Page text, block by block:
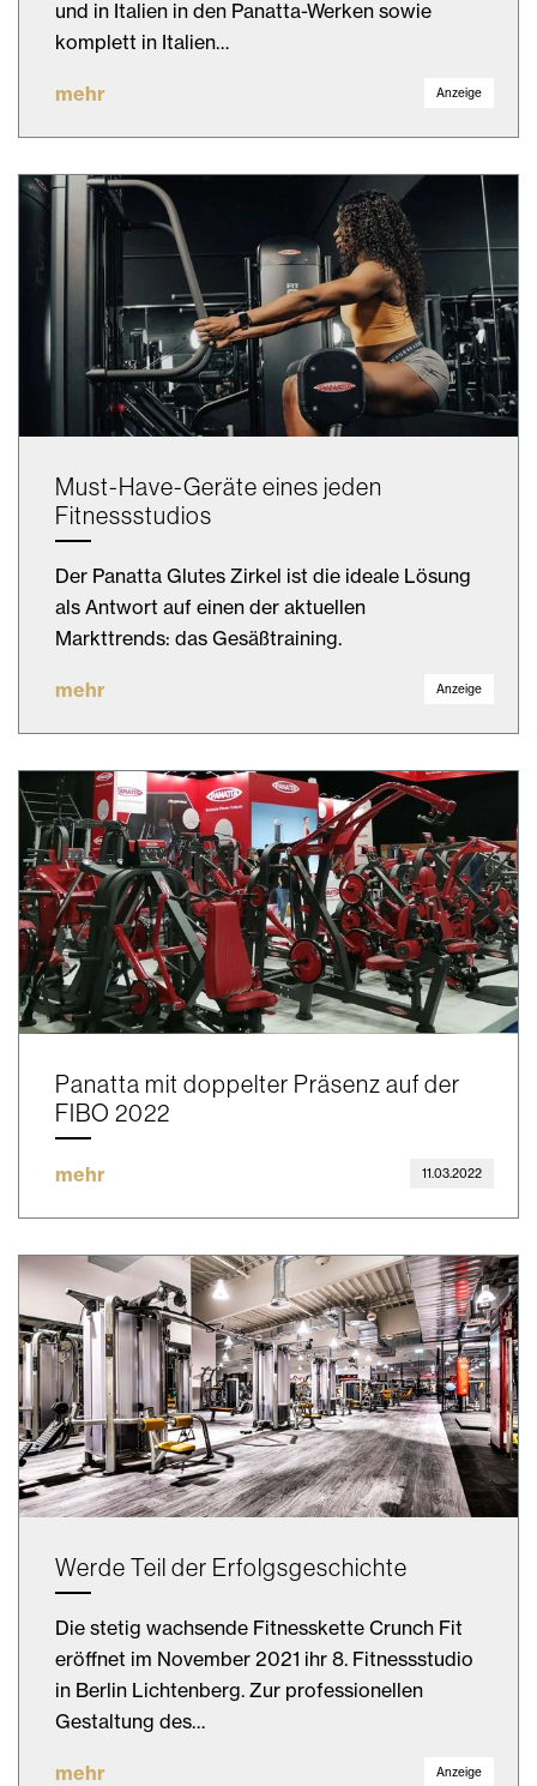
und in Italien in den Panatta-Werken sowie
komplett in Italien…
mehr Anzeige
Must-Have-Geräte eines jeden
Fitnessstudios
Der Panatta Glutes Zirkel ist die ideale Lösung
als Antwort auf einen der aktuellen
Markttrends: das Gesäßtraining.
mehr Anzeige
Panatta mit doppelter Präsenz auf der
FIBO 2022
mehr 11.03.2022
Werde Teil der Erfolgsgeschichte
Die stetig wachsende Fitnesskette Crunch Fit
eröffnet im November 2021 ihr 8. Fitnessstudio
in Berlin Lichtenberg. Zur professionellen
Gestaltung des…
mehr Anzeige